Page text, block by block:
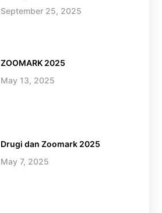
September 25, 2025
ZOOMARK 2025
May 13, 2025
Drugi dan Zoomark 2025
May 7, 2025